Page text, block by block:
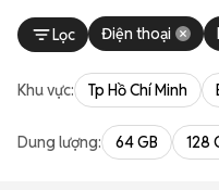
Lọc Điện thoại
Khu vực: Tp Hồ Chí Minh
Dung lượng: 64 GB 128